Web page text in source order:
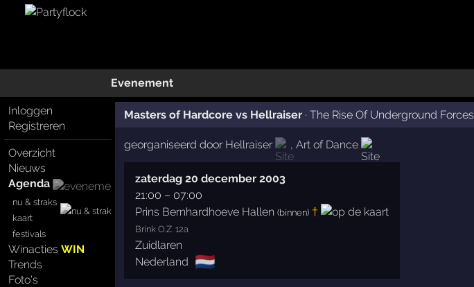
Evenement
Inloggen
Registreren
Overzicht
Nieuws
Agenda
nu & straks
kaart
festivals
WinactiesWIN
Trends
Foto's
Masters of Hardcore vs Hellraiser· The Rise Of Underground Forces
georganiseerd door Hellraiser , Art of Dance
zaterdag 20 december 2003
21:00 – 07:00
Prins Bernhardhoeve Hallen (binnen) †
Brink O.Z. 12a
Zuidlaren
Nederland 🇳🇱